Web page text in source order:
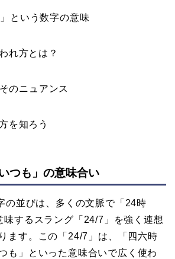
という数字の意味
れ方とは？
のニュアンス
を知ろう
つも」の意味合い
の並びは、多くの文脈で「24時
味するスラング「24/7」を強く連想
ます。この「24/7」は、「四六時
も」といった意味合いで広く使わ